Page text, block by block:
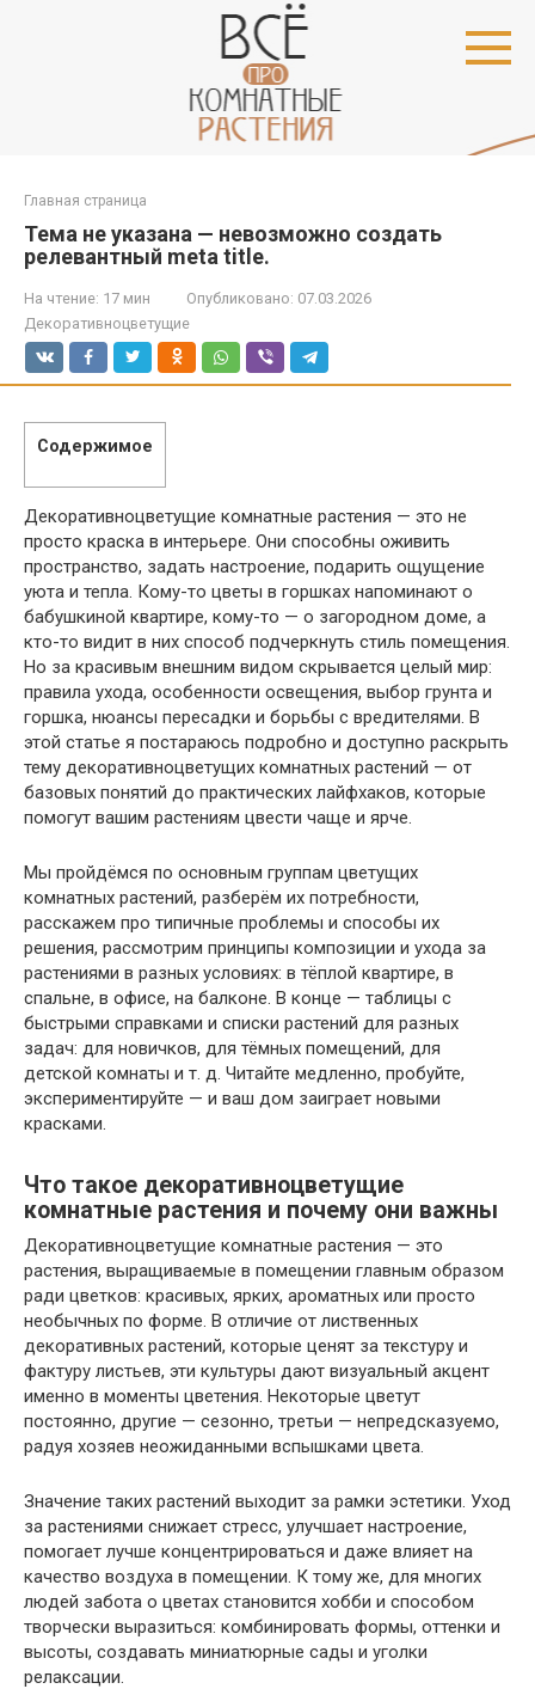
Главная страница
Тема не указана — невозможно создать
релевантный meta title.
На чтение: 17 мин Опубликовано: 07.03.2026
Декоративноцветущие
Содержимое
Декоративноцветущие комнатные растения — это не
просто краска в интерьере. Они способны оживить
пространство, задать настроение, подарить ощущение
уюта и тепла. Кому-то цветы в горшках напоминают о
бабушкиной квартире, кому-то — о загородном доме, а
кто-то видит в них способ подчеркнуть стиль помещения.
Но за красивым внешним видом скрывается целый мир:
правила ухода, особенности освещения, выбор грунта и
горшка, нюансы пересадки и борьбы с вредителями. В
этой статье я постараюсь подробно и доступно раскрыть
тему декоративноцветущих комнатных растений — от
базовых понятий до практических лайфхаков, которые
помогут вашим растениям цвести чаще и ярче.
Мы пройдёмся по основным группам цветущих
комнатных растений, разберём их потребности,
расскажем про типичные проблемы и способы их
решения, рассмотрим принципы композиции и ухода за
растениями в разных условиях: в тёплой квартире, в
спальне, в офисе, на балконе. В конце — таблицы с
быстрыми справками и списки растений для разных
задач: для новичков, для тёмных помещений, для
детской комнаты и т. д. Читайте медленно, пробуйте,
экспериментируйте — и ваш дом заиграет новыми
красками.
Что такое декоративноцветущие
комнатные растения и почему они важны
Декоративноцветущие комнатные растения — это
растения, выращиваемые в помещении главным образом
ради цветков: красивых, ярких, ароматных или просто
необычных по форме. В отличие от лиственных
декоративных растений, которые ценят за текстуру и
фактуру листьев, эти культуры дают визуальный акцент
именно в моменты цветения. Некоторые цветут
постоянно, другие — сезонно, третьи — непредсказуемо,
радуя хозяев неожиданными вспышками цвета.
Значение таких растений выходит за рамки эстетики. Уход
за растениями снижает стресс, улучшает настроение,
помогает лучше концентрироваться и даже влияет на
качество воздуха в помещении. К тому же, для многих
людей забота о цветах становится хобби и способом
творчески выразиться: комбинировать формы, оттенки и
высоты, создавать миниатюрные сады и уголки
релаксации.